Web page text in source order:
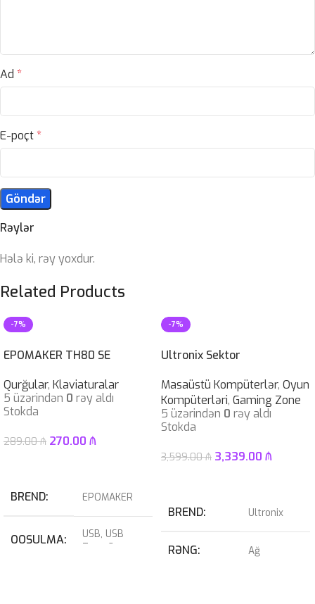
Rəylər
Hələ ki, rəy yoxdur.
Ad *
E-poçt*
Related Products
-7%
EPOMAKER TH80 SE
Qurğular, Klaviaturalar
5 üzərindən 0 rəy aldı
Stokda
289.00₼ 270.00 ₼
BREND EPOMAKER
QOŞULMA USB, USB
Type-C
-7%
Ultronix Sektor
Masaüstü Kompüterlər, Oyun
Kompüterləri, Gaming Zone
5 üzərindən 0 rəy aldı
Stokda
3,599.00₼ 3,339.00 ₼
BREND Ultronix
RƏNG Ağ